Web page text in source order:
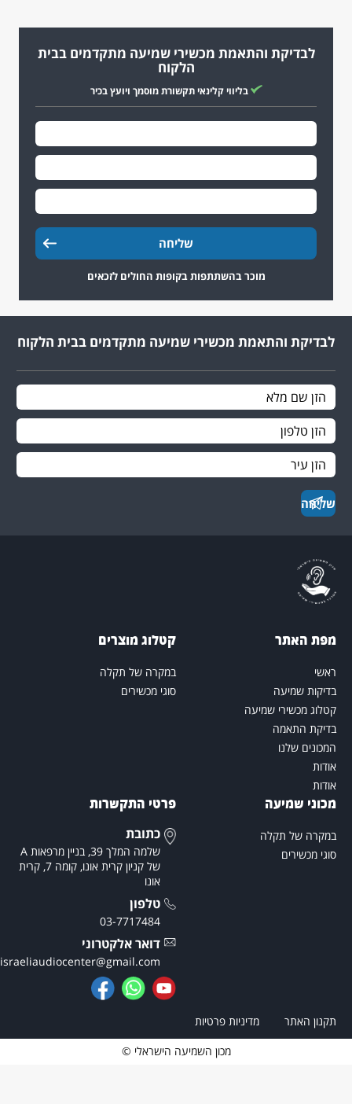
לבדיקת והתאמת מכשירי שמיעה מתקדמים בבית
הלקוח
בליווי קלינאי תקשורת מוסמך ויועץ בכיר
מוכר בהשתתפות בקופות החולים לזכאים
לבדיקת והתאמת מכשירי שמיעה מתקדמים בבית הלקוח
האתר
שמיעה
מכשירי שמיעה
התאמה
שלנו
קטלוג מוצרים
במקרה של תקלה
סוגי מכשירים
שמיעה
של תקלה
מכשירים
פרטי התקשרות
כתובת
שלמה המלך 39, בניין מרפאות A
של קניון קרית אונו, קומה 7, קרית
טלפון
03-7717484
דואר אלקטרוני
theisraeliaudiocenter@gmail.com
האתר מדיניות פרטיות
מכון השמיעה הישראלי ©